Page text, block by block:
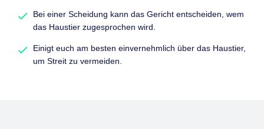
Bei einer Scheidung kann das Gericht entscheiden, wem
das Haustier zugesprochen wird.
Einigt euch am besten einvernehmlich über das Haustier,
um Streit zu vermeiden.